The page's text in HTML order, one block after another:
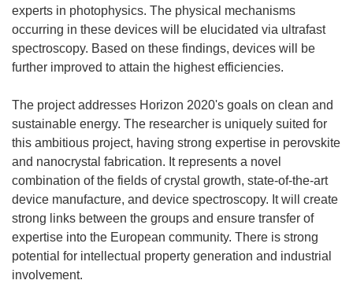
experts in photophysics. The physical mechanisms
occurring in these devices will be elucidated via ultrafast
spectroscopy. Based on these findings, devices will be
further improved to attain the highest efficiencies.
The project addresses Horizon 2020's goals on clean and
sustainable energy. The researcher is uniquely suited for
this ambitious project, having strong expertise in perovskite
and nanocrystal fabrication. It represents a novel
combination of the fields of crystal growth, state-of-the-art
device manufacture, and device spectroscopy. It will create
strong links between the groups and ensure transfer of
expertise into the European community. There is strong
potential for intellectual property generation and industrial